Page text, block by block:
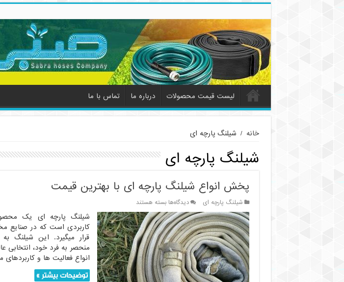
لیست قیمت محصولات درباره ما تماس با ما
خانه / شیلنگ پارچه ای
شیلنگ پارچه ای
پخش انواع شیلنگ پارچه ای با بهترین قیمت
شیلنگ پارچه ای دیدگاه‌هابرای
پخش
انواع
شیلنگ
پارچه
ای
با
بهترین
قیمت
بسته هستند
شیلنگ پارچه ای یک
کاربردی است که در صنایع
قرار میگیرد. این شیلنگ
منحصر به فرد خود، انتخابی
انواع فعالیت ها و
توضیحات بیشتر »